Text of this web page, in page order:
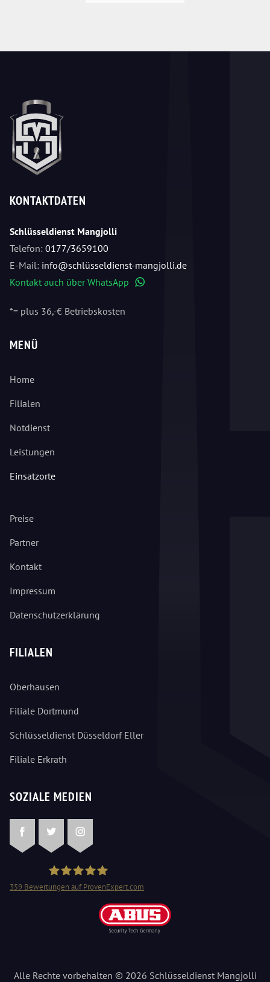
KONTAKTDATEN
Schlüsseldienst Mangjolli
Telefon: 0177/3659100
E-Mail: info@schlüsseldienst-mangjolli.de
Kontakt auch über WhatsApp
*= plus 36,-€ Betriebskosten
MENÜ
Home
Filialen
Notdienst
Leistungen
Einsatzorte
Preise
Partner
Kontakt
Impressum
Datenschutzerklärung
FILIALEN
Oberhausen
Filiale Dortmund
Schlüsseldienst Düsseldorf Eller
Filiale Erkrath
SOZIALE MEDIEN
FacebookTwitterInstagram
Schlüsseldienst Mangjolli
359 Bewertungen auf ProvenExpert.com
Alle Rechte vorbehalten © 2026 Schlüsseldienst Mangjolli